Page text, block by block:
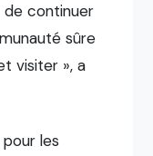
continuer
sûre
visiter », a
les